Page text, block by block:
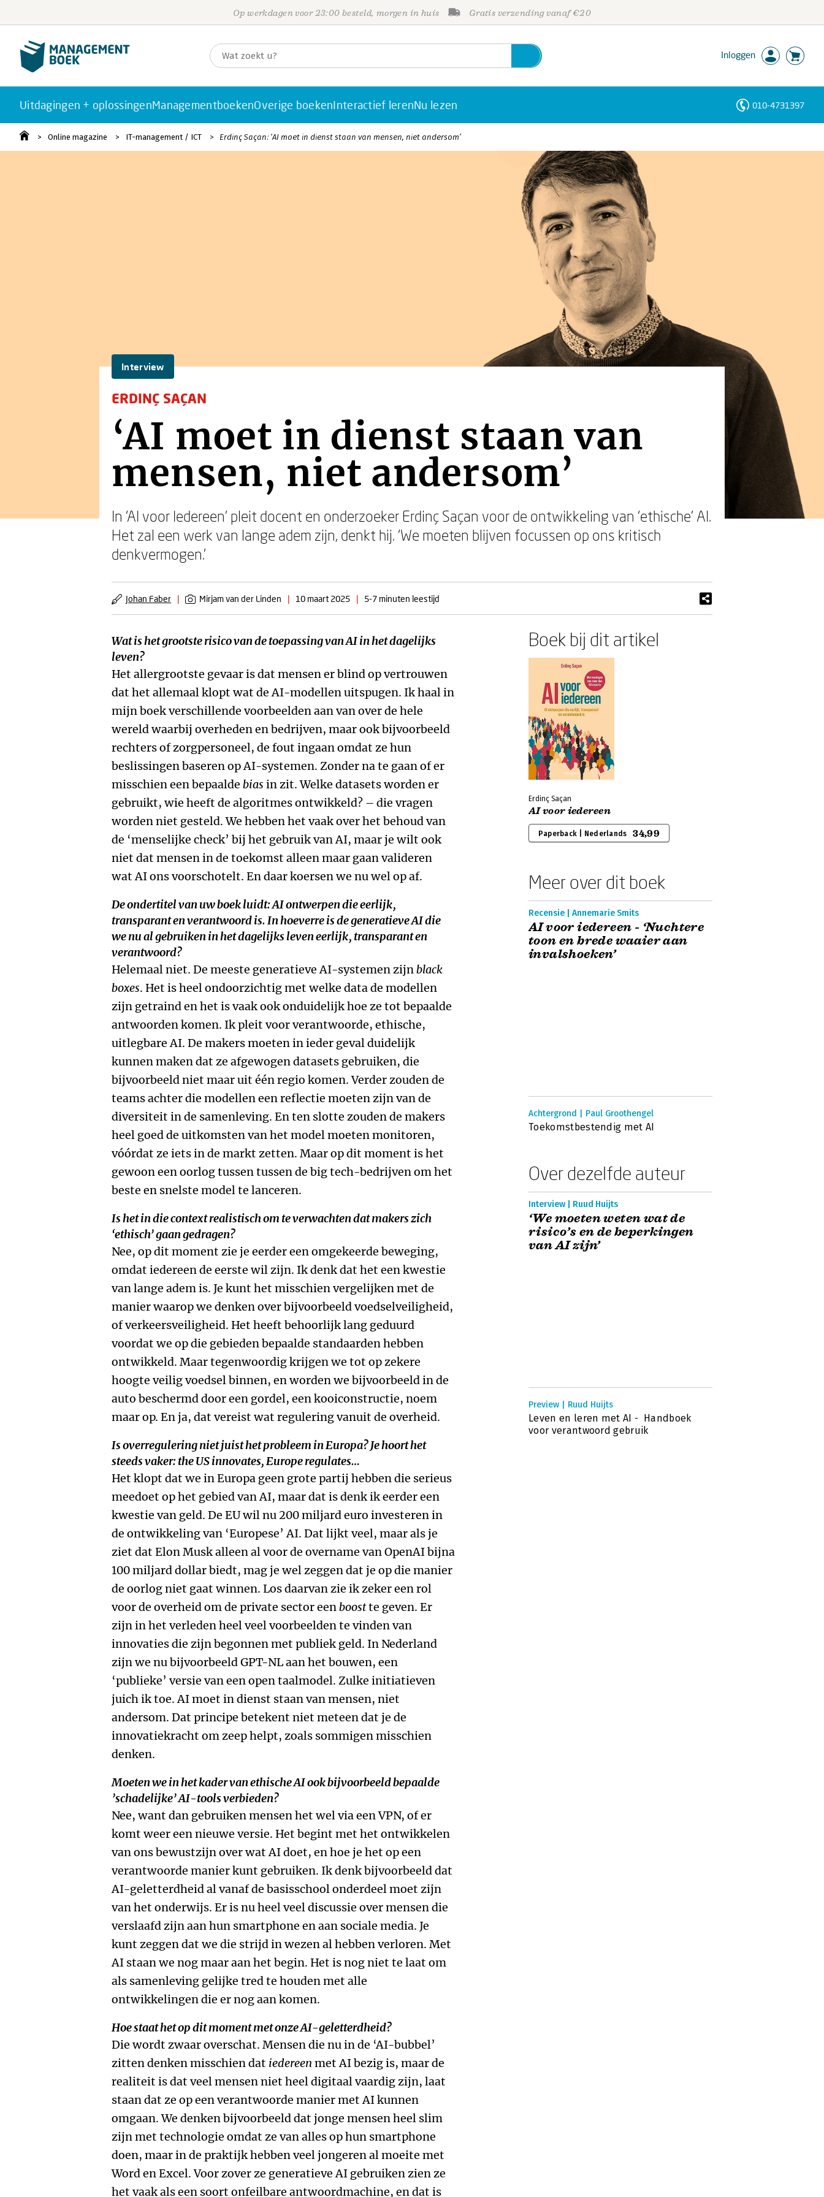
Op werkdagen voor 23:00 besteld, morgen in huis Gratis verzending vanaf €20
Inloggen
Uitdagingen + oplossingenManagementboekenOverige boekenInteractief lerenNu lezen 010-4731397
Online magazine IT-management / ICT Erdinç Saçan: ‘AI moet in dienst staan van mensen, niet andersom’
Interview
ERDINÇ SAÇAN
‘AI moet in dienst staan van
mensen, niet andersom’
In ‘AI voor Iedereen’ pleit docent en onderzoeker Erdinç Saçan voor de ontwikkeling van ‘ethische’ AI.
Het zal een werk van lange adem zijn, denkt hij. ‘We moeten blijven focussen op ons kritisch
denkvermogen.’
Johan Faber | Mirjam van der Linden | 10 maart 2025 | 5-7 minuten leestijd
Wat is het grootste risico van de toepassing van AI in het dagelijks
leven?
Het allergrootste gevaar is dat mensen er blind op vertrouwen
dat het allemaal klopt wat de AI-modellen uitspugen. Ik haal in
mijn boek verschillende voorbeelden aan van over de hele
wereld waarbij overheden en bedrijven, maar ook bijvoorbeeld
rechters of zorgpersoneel, de fout ingaan omdat ze hun
beslissingen baseren op AI-systemen. Zonder na te gaan of er
misschien een bepaalde bias in zit. Welke datasets worden er
gebruikt, wie heeft de algoritmes ontwikkeld? – die vragen
worden niet gesteld. We hebben het vaak over het behoud van
de ‘menselijke check’ bij het gebruik van AI, maar je wilt ook
niet dat mensen in de toekomst alleen maar gaan valideren
wat AI ons voorschotelt. En daar koersen we nu wel op af.
De ondertitel van uw boek luidt:AI ontwerpen die eerlijk,
transparant en verantwoord is. In hoeverre is de generatieve AI die
we nu al gebruiken in het dagelijks leven eerlijk, transparant en
verantwoord?
Helemaal niet. De meeste generatieve AI-systemen zijnblack
boxes. Het is heel ondoorzichtig met welke data de modellen
zijn getraind en het is vaak ook onduidelijk hoe ze tot bepaalde
antwoorden komen. Ik pleit voor verantwoorde, ethische,
uitlegbare AI. De makers moeten in ieder geval duidelijk
kunnen maken dat ze afgewogen datasets gebruiken, die
bijvoorbeeld niet maar uit één regio komen. Verder zouden de
teams achter die modellen een reflectie moeten zijn van de
diversiteit in de samenleving. En ten slotte zouden de makers
heel goed de uitkomsten van het model moeten monitoren,
vóórdat ze iets in de markt zetten. Maar op dit moment is het
gewoon een oorlog tussen tussen de big tech-bedrijven om het
beste en snelste model te lanceren.
Is het in die context realistisch om te verwachten dat makers zich
‘ethisch’ gaan gedragen?
Nee, op dit moment zie je eerder een omgekeerde beweging,
omdat iedereen de eerste wil zijn. Ik denk dat het een kwestie
van lange adem is. Je kunt het misschien vergelijken met de
manier waarop we denken over bijvoorbeeld voedselveiligheid,
of verkeersveiligheid. Het heeft behoorlijk lang geduurd
voordat we op die gebieden bepaalde standaarden hebben
ontwikkeld. Maar tegenwoordig krijgen we tot op zekere
hoogte veilig voedsel binnen, en worden we bijvoorbeeld in de
auto beschermd door een gordel, een kooiconstructie, noem
maar op. En ja, dat vereist wat regulering vanuit de overheid.
Is overregulering niet juist het probleem in Europa? Je hoort het
steeds vaker: the US innovates, Europe regulates…
Het klopt dat we in Europa geen grote partij hebben die serieus
meedoet op het gebied van AI, maar dat is denk ik eerder een
kwestie van geld. De EU wil nu 200 miljard euro investeren in
de ontwikkeling van ‘Europese’ AI. Dat lijkt veel, maar als je
ziet dat Elon Musk alleen al voor de overname van OpenAI bijna
100 miljard dollar biedt, mag je wel zeggen dat je op die manier
de oorlog niet gaat winnen. Los daarvan zie ik zeker een rol
voor de overheid om de private sector eenboostte geven. Er
zijn in het verleden heel veel voorbeelden te vinden van
innovaties die zijn begonnen met publiek geld. In Nederland
zijn we nu bijvoorbeeld GPT-NL aan het bouwen, een
‘publieke’ versie van een open taalmodel. Zulke initiatieven
juich ik toe. AI moet in dienst staan van mensen, niet
andersom. Dat principe betekent niet meteen dat je de
innovatiekracht om zeep helpt, zoals sommigen misschien
denken.
Moeten we in het kader van ethische AI ook bijvoorbeeld bepaalde
’schadelijke’ AI-tools verbieden?
Nee, want dan gebruiken mensen het wel via een VPN, of er
komt weer een nieuwe versie. Het begint met het ontwikkelen
van ons bewustzijn over wat AI doet, en hoe je het op een
verantwoorde manier kunt gebruiken. Ik denk bijvoorbeeld dat
AI-geletterdheid al vanaf de basisschool onderdeel moet zijn
van het onderwijs. Er is nu heel veel discussie over mensen die
verslaafd zijn aan hun smartphone en aan sociale media. Je
kunt zeggen dat we die strijd in wezen al hebben verloren. Met
AI staan we nog maar aan het begin. Het is nog niet te laat om
als samenleving gelijke tred te houden met alle
ontwikkelingen die er nog aan komen.
Hoe staat het op dit moment met onze AI-geletterdheid?
Die wordt zwaar overschat. Mensen die nu in de ‘AI-bubbel’
zitten denken misschien dat iedereen met AI bezig is, maar de
realiteit is dat veel mensen niet heel digitaal vaardig zijn, laat
staan dat ze op een verantwoorde manier met AI kunnen
omgaan. We denken bijvoorbeeld dat jonge mensen heel slim
zijn met technologie omdat ze van alles op hun smartphone
doen, maar in de praktijk hebben veel jongeren al moeite met
Word en Excel. Voor zover ze generatieve AI gebruiken zien ze
het vaak als een soort onfeilbare antwoordmachine, en dat is
Boek bij dit artikel
Erdinç Saçan
AI voor iedereen
Paperback | Nederlands 34,99
Meer over dit boek
Recensie | Annemarie Smits
AI voor iedereen - ‘Nuchtere
toon en brede waaier aan
invalshoeken’
Achtergrond | Paul Groothengel
Toekomstbestendig met AI
Over dezelfde auteur
Interview | Ruud Huijts
‘We moeten weten wat de
risico’s en de beperkingen
van AI zijn’
Preview | Ruud Huijts
Leven en leren met AI - Handboek
voor verantwoord gebruik
Personen
Trefwoorden